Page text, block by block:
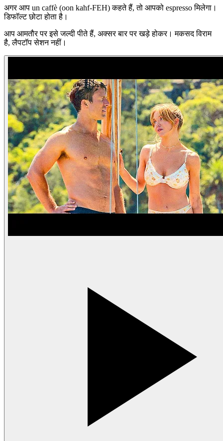
अगर आप un caffè (oon kahf-FEH) कहते हैं, तो आपको espresso मिलेगा।
डिफॉल्ट छोटा होता है।
आप आमतौर पर इसे जल्दी पीते हैं, अक्सर बार पर खड़े होकर। मकसद विराम
है, लैपटॉप सेशन नहीं।